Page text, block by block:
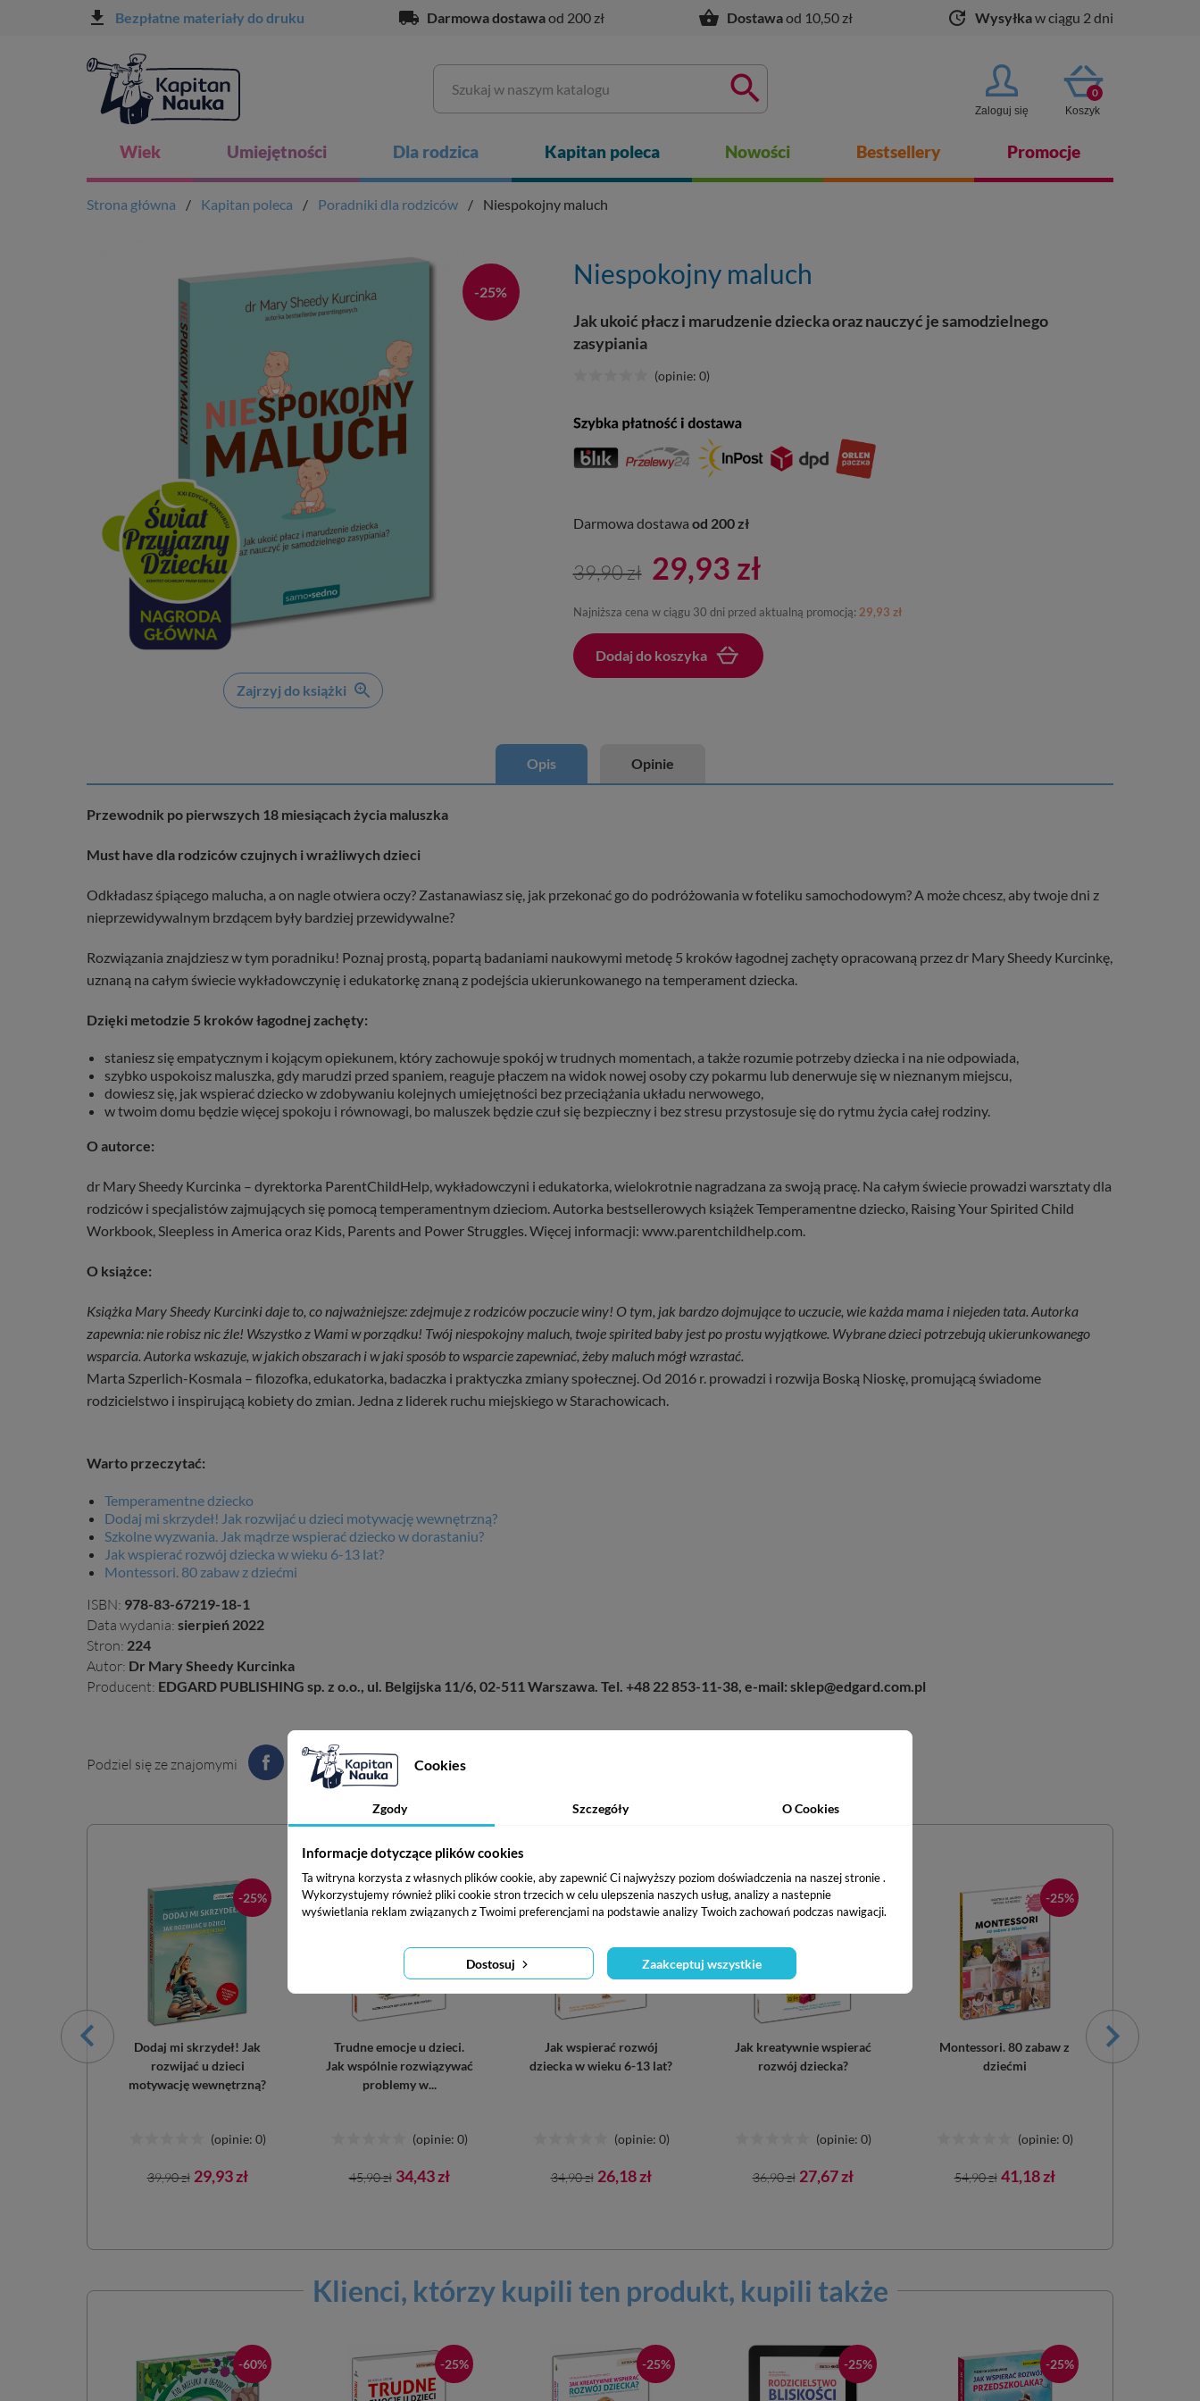
file_download Bezpłatne materiały do druku local_shipping Darmowa dostawaod 200 zł shopping_basket Dostawaod 10,50 zł update Wysyłkaw ciągu 2 dni

Zaloguj się
0
Koszyk
Wiek Umiejętności Dla rodzica Kapitan poleca Nowości Bestsellery Promocje
Strona główna Kapitan poleca Poradniki dla rodziców Niespokojny maluch
-25%
Zajrzyj do książki
Niespokojny maluch
Jak ukoić płacz i marudzenie dziecka oraz nauczyć je samodzielnego
zasypiania
(opinie: 0)
Darmowa dostawa od 200 zł
39,90 zł 29,93 zł
Najniższa cena w ciągu 30 dni przed aktualną promocją: 29,93 zł
Dodaj do koszyka
Opis Opinie
Przewodnik po pierwszych 18 miesiącach życia maluszka
Must have dla rodziców czujnych i wrażliwych dzieci
Odkładasz śpiącego malucha, a on nagle otwiera oczy? Zastanawiasz się, jak przekonać go do podróżowania w foteliku samochodowym? A może chcesz, aby twoje dni z
nieprzewidywalnym brzdącem były bardziej przewidywalne?
Rozwiązania znajdziesz w tym poradniku! Poznaj prostą, popartą badaniami naukowymi metodę 5 kroków łagodnej zachęty opracowaną przez dr Mary Sheedy Kurcinkę,
uznaną na całym świecie wykładowczynię i edukatorkę znaną z podejścia ukierunkowanego na temperament dziecka.
Dzięki metodzie 5 kroków łagodnej zachęty:
staniesz się empatycznym i kojącym opiekunem, który zachowuje spokój w trudnych momentach, a także rozumie potrzeby dziecka i na nie odpowiada,
szybko uspokoisz maluszka, gdy marudzi przed spaniem, reaguje płaczem na widok nowej osoby czy pokarmu lub denerwuje się w nieznanym miejscu,
dowiesz się, jak wspierać dziecko w zdobywaniu kolejnych umiejętności bez przeciążania układu nerwowego,
w twoim domu będzie więcej spokoju i równowagi, bo maluszek będzie czuł się bezpieczny i bez stresu przystosuje się do rytmu życia całej rodziny.
O autorce:
dr Mary Sheedy Kurcinka – dyrektorka ParentChildHelp, wykładowczyni i edukatorka, wielokrotnie nagradzana za swoją pracę. Na całym świecie prowadzi warsztaty dla
rodziców i specjalistów zajmujących się pomocą temperamentnym dzieciom. Autorka bestsellerowych książek Temperamentne dziecko, Raising Your Spirited Child
Workbook, Sleepless in America oraz Kids, Parents and Power Struggles. Więcej informacji: www.parentchildhelp.com.
O książce:
Książka Mary Sheedy Kurcinki daje to, co najważniejsze: zdejmuje z rodziców poczucie winy! O tym, jak bardzo dojmujące to uczucie, wie każda mama i niejeden tata. Autorka
zapewnia: nie robisz nic źle! Wszystko z Wami w porządku! Twój niespokojny maluch, twoje spirited baby jest po prostu wyjątkowe. Wybrane dzieci potrzebują ukierunkowanego
wsparcia. Autorka wskazuje, w jakich obszarach i w jaki sposób to wsparcie zapewniać, żeby maluch mógł wzrastać.
Marta Szperlich-Kosmala – filozofka, edukatorka, badaczka i praktyczka zmiany społecznej. Od 2016 r. prowadzi i rozwija Boską Nioskę, promującą świadome
rodzicielstwo i inspirującą kobiety do zmian. Jedna z liderek ruchu miejskiego w Starachowicach.
Warto przeczytać:
Temperamentne dziecko
Dodaj mi skrzydeł! Jak rozwijać u dzieci motywację wewnętrzną?
Szkolne wyzwania. Jak mądrze wspierać dziecko w dorastaniu?
Jak wspierać rozwój dziecka w wieku 6-13 lat?
Montessori. 80 zabaw z dziećmi
ISBN: 978-83-67219-18-1
Data wydania: sierpień 2022
Stron: 224
Autor: Dr Mary Sheedy Kurcinka
Producent: EDGARD PUBLISHING sp. z o.o., ul. Belgijska 11/6, 02-511 Warszawa. Tel. +48 22 853-11-38, e-mail: sklep@edgard.com.pl
Podziel się ze znajomymi
Inne w serii
-25%
Dodaj mi skrzydeł! Jak
rozwijać u dzieci
motywację wewnętrzną?
(opinie: 0)
Cena
39,90 zł Cena
29,93 zł
-25%
Trudne emocje u dzieci.
Jak wspólnie rozwiązywać
problemy w...
(opinie: 0)
Cena
45,90 zł Cena
34,43 zł
-25%
Jak wspierać rozwój
dziecka w wieku 6-13 lat?
(opinie: 0)
Cena
34,90 zł Cena
26,18 zł
Jak kreatywnie wspierać
rozwój dziecka?
(opinie: 0)
Cena
36,90 zł Cena
27,67 zł
-25%
Montessori. 80 zabaw z
dziećmi
(opinie: 0)
Cena
54,90 zł Cena
41,18 zł
Klienci, którzy kupili ten produkt, kupili także
-60% -25% -25% -25% -25%
Cookies
Zgody Szczegóły O Cookies
Informacje dotyczące plików cookies
Ta witryna korzysta z własnych plików cookie, aby zapewnić Ci najwyższy poziom doświadczenia na naszej stronie .
Wykorzystujemy również pliki cookie stron trzecich w celu ulepszenia naszych usług, analizy a nastepnie
wyświetlania reklam związanych z Twoimi preferencjami na podstawie analizy Twoich zachowań podczas nawigacji.
Dostosuj Zaakceptuj wszystkie